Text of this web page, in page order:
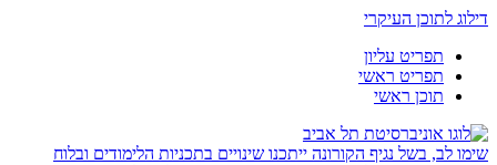
דילוג לתוכן העיקרי
תפריט עליון
תפריט ראשי
תוכן ראשי
שימו לב, בשל נגיף הקורונה ייתכנו שינויים בתכניות הלימודים ובלוח